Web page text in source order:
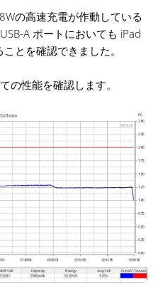
の高速充電が作動している
A ポートにおいても iPad
とを確認できました。
の性能を確認します。